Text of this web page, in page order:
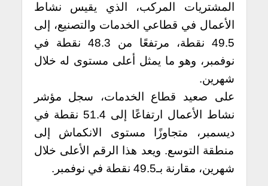
المشتريات المركب، الذي يقيس نشاط
الأعمال في قطاعي الخدمات والتصنيع، إلى
49.5 نقطة، مرتفعًا من 48.3 نقطة في
نوفمبر، وهو ما يمثل أعلى مستوى له خلال
شهرين.
على صعيد قطاع الخدمات، سجل مؤشر
نشاط الأعمال ارتفاعًا إلى 51.4 نقطة في
ديسمبر، متجاوزًا مستوى الانكماش إلى
منطقة التوسع. ويعد هذا الرقم الأعلى خلال
شهرين، مقارنة بـ49.5 نقطة في نوفمبر.